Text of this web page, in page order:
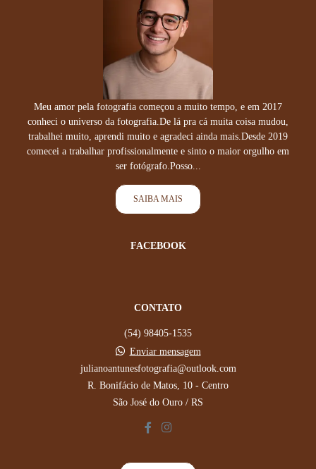
Meu amor pela fotografia começou a muito tempo, e em 2017
conheci o universo da fotografia.De lá pra cá muita coisa mudou,
trabalhei muito, aprendi muito e agradeci ainda mais.Desde 2019
comecei a trabalhar profissionalmente e sinto o maior orgulho em
ser fotógrafo.Posso...
SAIBA MAIS
FACEBOOK
CONTATO
(54) 98405-1535
Enviar mensagem
julianoantunesfotografia@outlook.com
R. Bonifácio de Matos, 10 - Centro
São José do Ouro / RS